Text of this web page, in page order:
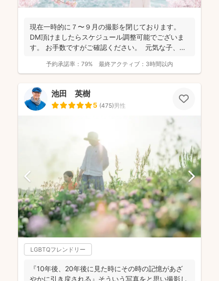
現在一時的に７〜９月の撮影を閉じております。
DM頂けましたらスケジュール調整可能でございま
す。 お手数ですがご確認ください。 元気な子、人
予約承諾率： 79% 最終アクティブ： 3時間以内
池田 英樹
5 (475)男性
LGBTQフレンドリー
『10年後、20年後に見た時にその時の記憶があざ
やかに引き戻される』そういう写真をと思い撮影し